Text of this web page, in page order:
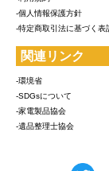
-個人情報保護方針
-特定商取引法に基づく表
関連リンク
-環境省
-SDGsについて
-家電製品協会
-遺品整理士協会